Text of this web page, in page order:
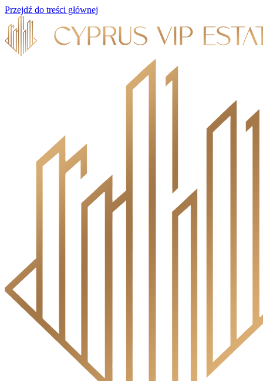
Przejdź do treści głównej